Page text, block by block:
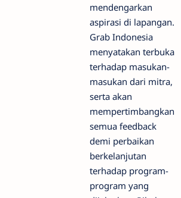
mendengarkan
aspirasi di lapangan.
Grab Indonesia
menyatakan terbuka
terhadap masukan-
masukan dari mitra,
serta akan
mempertimbangkan
semua feedback
demi perbaikan
berkelanjutan
terhadap program-
program yang